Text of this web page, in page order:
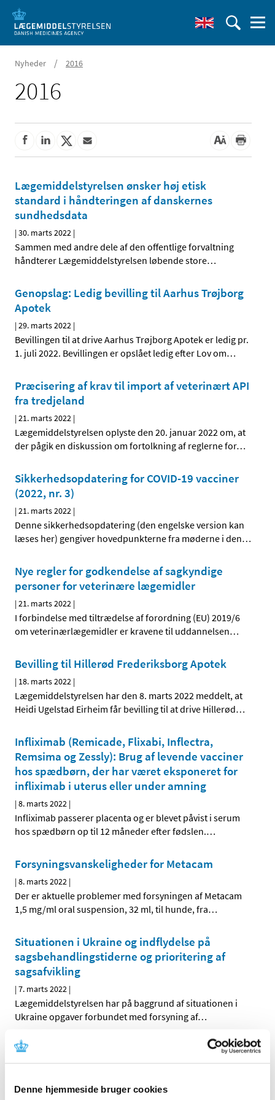
Denne hjemmeside bruger cookies
Nyheder / 2016
2016
Lægemiddelstyrelsen ønsker høj etisk
standard i håndteringen af danskernes
sundhedsdata
|30. marts 2022 |
Sammen med andre dele af den offentlige forvaltning
håndterer Lægemiddelstyrelsen løbende store…
Genopslag: Ledig bevilling til Aarhus Trøjborg
Apotek
|29. marts 2022 |
Bevillingen til at drive Aarhus Trøjborg Apotek er ledig pr.
1. juli 2022. Bevillingen er opslået ledig efter Lov om…
Præcisering af krav til import af veterinært API
fra tredjeland
|21. marts 2022 |
Lægemiddelstyrelsen oplyste den 20. januar 2022 om, at
der pågik en diskussion om fortolkning af reglerne for…
Sikkerhedsopdatering for COVID-19 vacciner
(2022, nr. 3)
|21. marts 2022 |
Denne sikkerhedsopdatering (den engelske version kan
læses her) gengiver hovedpunkterne fra møderne i den…
Nye regler for godkendelse af sagkyndige
personer for veterinære lægemidler
|21. marts 2022 |
I forbindelse med tiltrædelse af forordning (EU) 2019/6
om veterinærlægemidler er kravene til uddannelsen…
Bevilling til Hillerød Frederiksborg Apotek
| 18. marts 2022 |
Lægemiddelstyrelsen har den 8. marts 2022 meddelt, at
Heidi Ugelstad Eirheim får bevilling til at drive Hillerød…
Infliximab (Remicade, Flixabi, Inflectra,
Remsima og Zessly): Brug af levende vacciner
hos spædbørn, der har været eksponeret for
infliximab i uterus eller under amning
|8. marts 2022 |
Infliximab passerer placenta og er blevet påvist i serum
hos spædbørn op til 12 måneder efter fødslen.…
Forsyningsvanskeligheder for Metacam
|8. marts 2022 |
Der er aktuelle problemer med forsyningen af Metacam
1,5 mg/ml oral suspension, 32 ml, til hunde, fra…
Situationen i Ukraine og indflydelse på
sagsbehandlingstiderne og prioritering af
sagsafvikling
|7. marts 2022 |
Lægemiddelstyrelsen har på baggrund af situationen i
Ukraine opgaver forbundet med forsyning af…
Vil du være med til at debattere etiske
standarder for brug af sundhedsdata?
Mandag den 28. marts inviterer Lægemiddelstyrelsen til